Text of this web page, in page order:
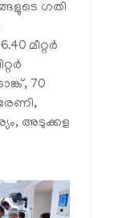
ഗതി
മീറ്റർ
70
അടുക്കള